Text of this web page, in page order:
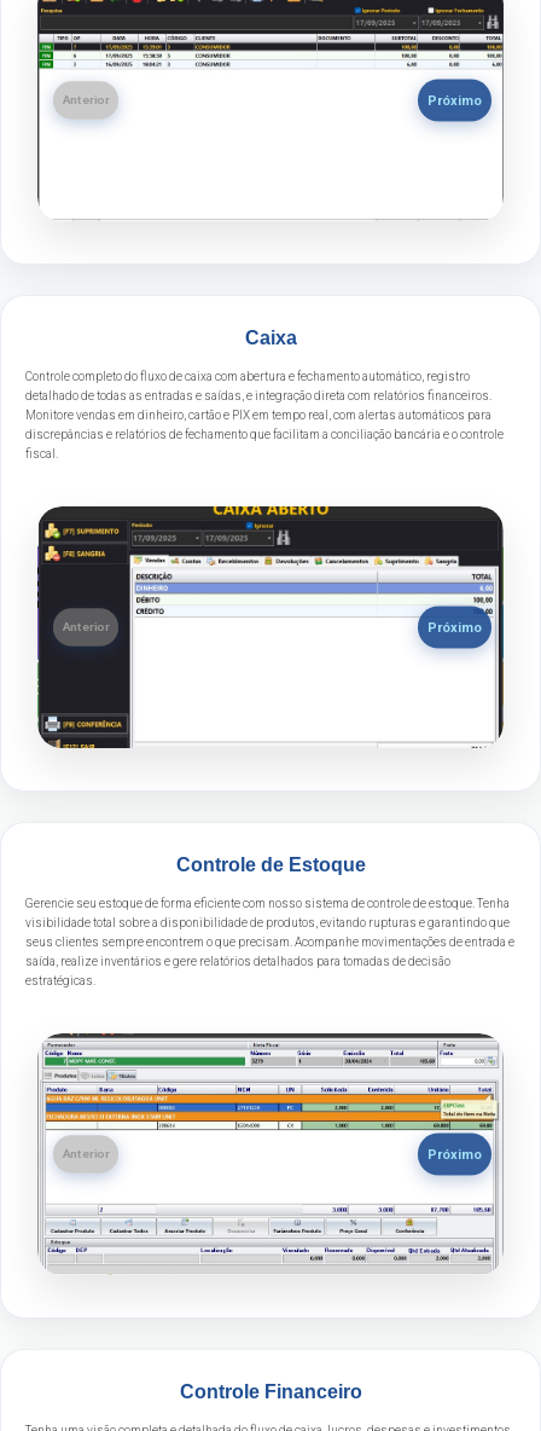
Anterior Próximo
Caixa
Controle completo do fluxo de caixa com abertura e fechamento automático, registro
detalhado de todas as entradas e saídas, e integração direta com relatórios financeiros.
Monitore vendas em dinheiro, cartão e PIX em tempo real, com alertas automáticos para
discrepâncias e relatórios de fechamento que facilitam a conciliação bancária e o controle
fiscal.
Anterior Próximo
Controle de Estoque
Gerencie seu estoque de forma eficiente com nosso sistema de controle de estoque. Tenha
visibilidade total sobre a disponibilidade de produtos, evitando rupturas e garantindo que
seus clientes sempre encontrem o que precisam. Acompanhe movimentações de entrada e
saída, realize inventários e gere relatórios detalhados para tomadas de decisão
estratégicas.
Anterior Próximo
Controle Financeiro